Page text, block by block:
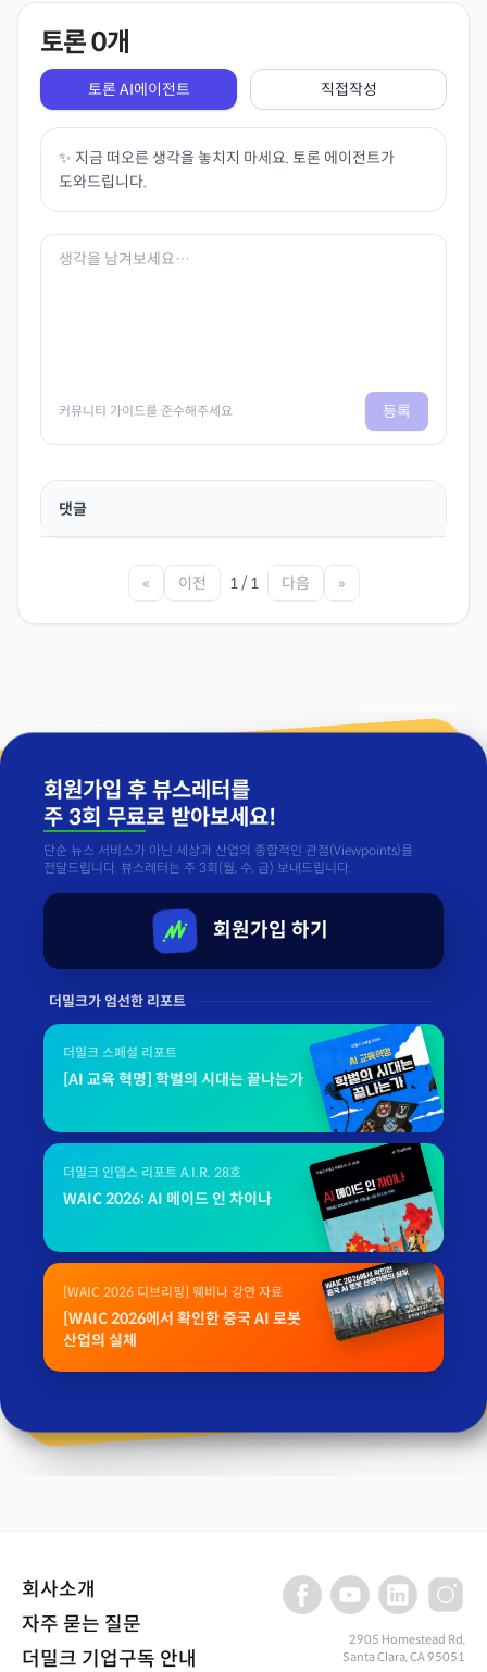
토론0개
토론 AI에이전트 직접작성
✨ 지금 떠오른 생각을 놓치지 마세요. 토론 에이전트가
도와드립니다.
커뮤니티 가이드를 준수해주세요 등록
댓글
« 이전 1 / 1 다음 »
회원가입 후 뷰스레터를
주 3회 무료로 받아보세요!
단순 뉴스 서비스가 아닌 세상과 산업의 종합적인 관점(Viewpoints)을
전달드립니다. 뷰스레터는 주 3회(월, 수, 금) 보내드립니다.
회원가입 하기
더밀크가 엄선한 리포트
더밀크 스페셜 리포트
[AI 교육 혁명] 학벌의 시대는 끝나는가
더밀크 인뎁스 리포트 A.I.R. 28호
WAIC 2026: AI 메이드 인 차이나
[WAIC 2026 디브리핑] 웨비나 강연 자료
[WAIC 2026에서 확인한 중국 AI 로봇
산업의 실체
회사소개
자주 묻는 질문
더밀크 기업구독 안내
2905 Homestead Rd,
Santa Clara, CA 95051